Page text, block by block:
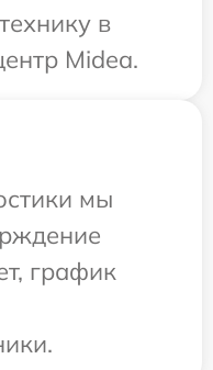
в
Midea.
мы
график